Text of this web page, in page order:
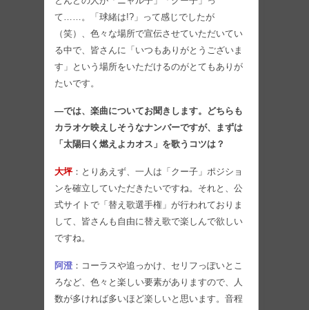
て……。「球緒は!?」って感じでしたが
（笑）、色々な場所で宣伝させていただいてい
る中で、皆さんに「いつもありがとうございま
す」という場所をいただけるのがとてもありが
たいです。
―では、楽曲についてお聞きします。どちらも
カラオケ映えしそうなナンバーですが、まずは
「太陽曰く燃えよカオス」を歌うコツは？
大坪：とりあえず、一人は「クー子」ポジショ
ンを確立していただきたいですね。それと、公
式サイトで「替え歌選手権」が行われておりま
して、皆さんも自由に替え歌で楽しんで欲しい
ですね。
阿澄 ：コーラスや追っかけ、セリフっぽいとこ
ろなど、色々と楽しい要素がありますので、人
数が多ければ多いほど楽しいと思います。音程